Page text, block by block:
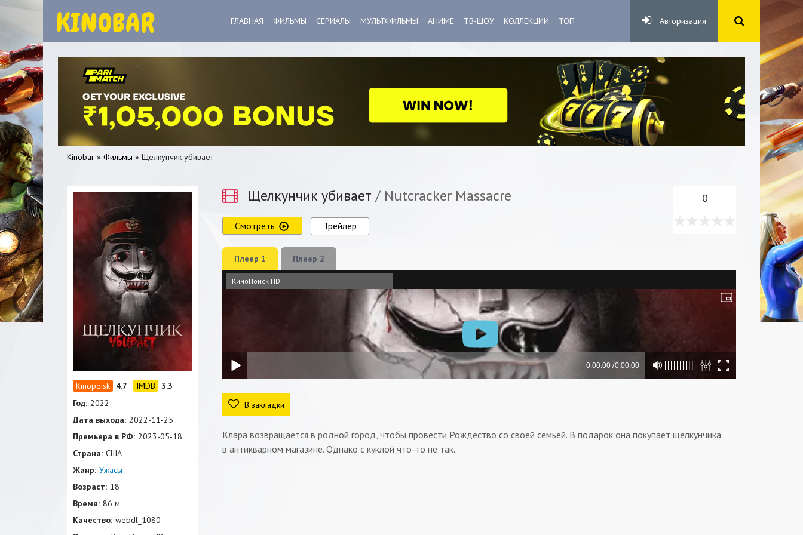
ГЛАВНАЯ ФИЛЬМЫ СЕРИАЛЫ МУЛЬТФИЛЬМЫ АНИМЕ ТВ-ШОУ КОЛЛЕКЦИИ ТОП Авторизация
Kinobar » Фильмы » Щелкунчик убивает
Щелкунчик убивает / Nutcracker Massacre 0
0
1 Смотреть Трейлер
Плеер 1 Плеер 2
КиноПоиск HD
В закладки
Клара возвращается в родной город, чтобы провести Рождество со своей семьей. В подарок она покупает щелкунчика
в антикварном магазине. Однако с куклой что-то не так.
4.7
3.3
Год: 2022
Дата выхода: 2022-11-25
Премьера в РФ: 2023-05-18
Страна: США
Жанр: Ужасы
Возраст: 18
Время: 86 м.
Качество: webdl_1080